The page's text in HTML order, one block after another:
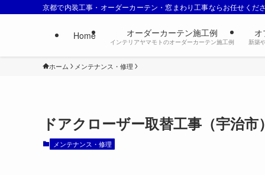
京都で内装工事・オーダーカーテン・窓まわり工事ならお任せくだ
Home オーダーカーテン施工例
インテリアヤマモトのオーダーカーテン施工例 新築
ホーム メンテナンス・修理
ドアクローザー取替工事（宇治市）
メンテナンス・修理